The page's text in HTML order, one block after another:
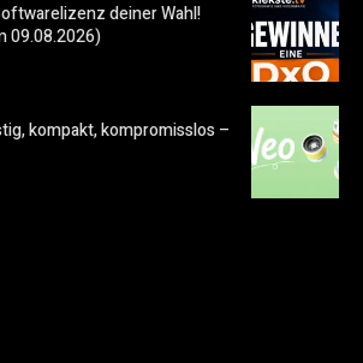
deiner Wahl!
09.08.2026)
kompakt, kompromisslos –